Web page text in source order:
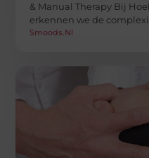
& Manual Therapy Bij
erkennen we de
Smoods.nl